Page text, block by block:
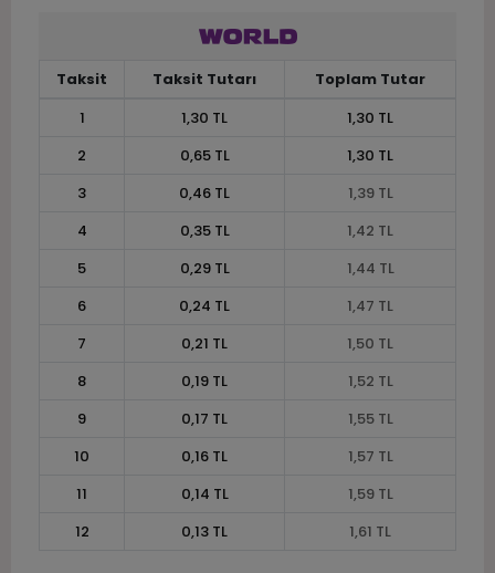
Taksit Taksit Tutarı
Toplam Tutar
1
1,30 TL
1,30 TL
2
0,65 TL
1,30 TL
3
0,46 TL
1,39 TL
4
0,35 TL
1,42 TL
5
0,29 TL
1,44 TL
6
0,24 TL
1,47 TL
7
0,21 TL
1,50 TL
8
0,19 TL
1,52 TL
9
0,17 TL
1,55 TL
10
0,16 TL
1,57 TL
11
0,14 TL
1,59 TL
12
0,13 TL 1,61 TL